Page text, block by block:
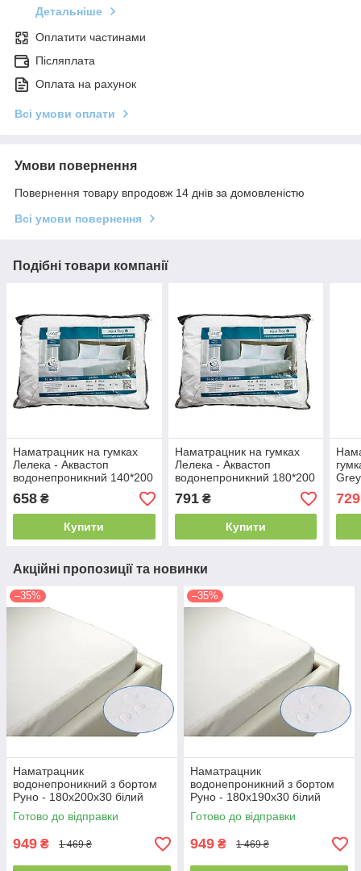
Детальніше
Оплатити частинами
Післяплата
Оплата на рахунок
Всі умови оплати
Умови повернення
Повернення товару впродовж 14 днів за домовленістю
Всі умови повернення
Подібні товари компанії
Наматрацник на гумках
Лелека - Аквастоп
водонепроникний 140*200
658 ₴
Купити
Наматрацник на гумках
Лелека - Аквастоп
водонепроникний 180*200
791₴
Купити
729
Акційні пропозиції та новинки
–35%
Наматрацник
водонепроникний з бортом
Руно - 180x200x30 білий
(21384)
Готово до відправки
949 ₴ 1 469 ₴
–35%
Наматрацник
водонепроникний з бортом
Руно - 180x190x30 білий
(21389)
Готово до відправки
949 ₴ 1 469 ₴